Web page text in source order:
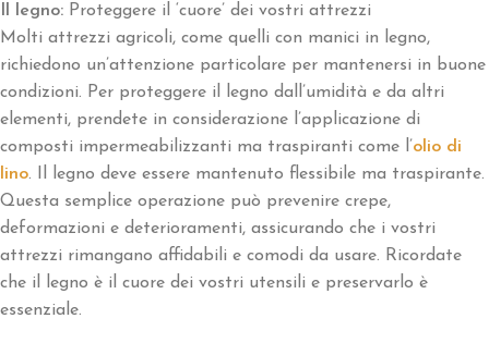
Il legno: Proteggere il ‘cuore’ dei vostri attrezzi
Molti attrezzi agricoli, come quelli con manici in legno,
richiedono un’attenzione particolare per mantenersi in buone
condizioni. Per proteggere il legno dall’umidità e da altri
elementi, prendete in considerazione l’applicazione di
composti impermeabilizzanti ma traspiranti come l’olio di
lino. Il legno deve essere mantenuto flessibile ma traspirante.
Questa semplice operazione può prevenire crepe,
deformazioni e deterioramenti, assicurando che i vostri
attrezzi rimangano affidabili e comodi da usare. Ricordate
che il legno è il cuore dei vostri utensili e preservarlo è
essenziale.